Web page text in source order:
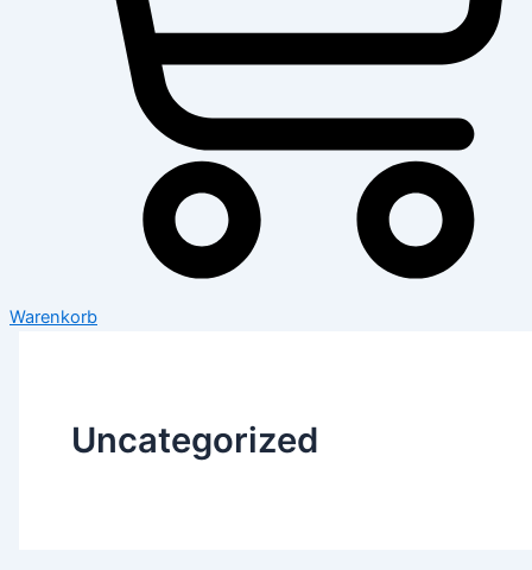
Warenkorb
Uncategorized